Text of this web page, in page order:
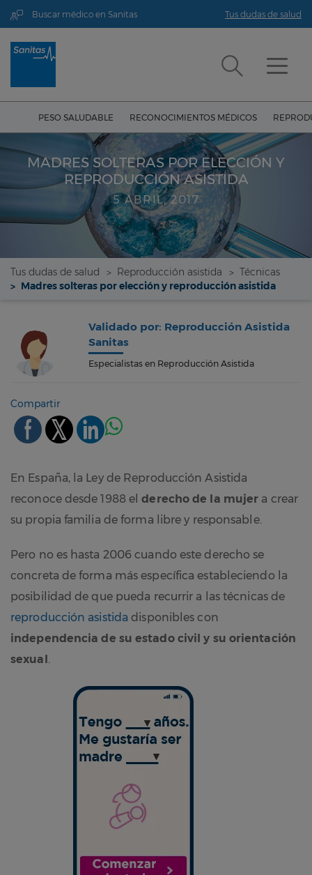
Buscar médico en Sanitas Tus dudas de salud
PESO SALUDABLE RECONOCIMIENTOS MÉDICOS
MADRES SOLTERAS POR ELECCIÓN Y
REPRODUCCIÓN ASISTIDA
5 ABRIL, 2017
Tus dudas de salud Reproducción asistida
Técnicas
Madres solteras por elección y reproducción asistida
Validado por: Reproducción Asistida
Sanitas
Especialistas en Reproducción Asistida
Compartir
En España, la Ley de Reproducción Asistida
reconoce desde 1988 elderecho de la mujer a crear
su propia familia de forma libre y responsable.
Pero no es hasta 2006 cuando este derecho se
concreta de forma más específica estableciendo la
posibilidad de que pueda recurrir a las técnicas de
reproducción asistida disponibles con
independencia de su estado civil y su orientación
sexual.